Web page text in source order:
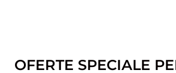
OFERTE SPECIALE